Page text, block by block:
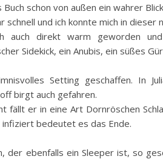
schon von außen ein wahrer
schnell und ich konnte mich in
auch direkt warm geworden
Sidekick, ein Anubis, ein süßes
Setting geschaffen. In
birgt auch gefahren.
fällt er in eine Art Dornröschen
infiziert bedeutet es das Ende.
der ebenfalls ein Sleeper ist, so